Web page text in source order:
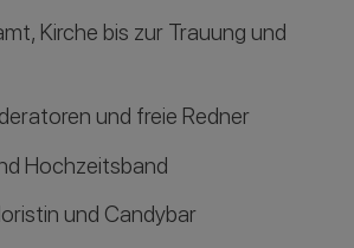
Kirche bis zur Trauung und
und freie Redner
Hochzeitsband
und Candybar